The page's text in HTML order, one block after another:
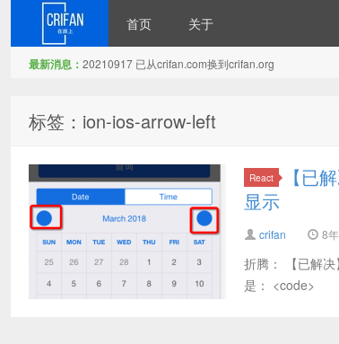
首页 关于
最新消息： 20210917 已从crifan.com换到crifan.org
标签：ion-ios-arrow-left
React
【已
显示
crifan 8
折腾： 【已解
是：